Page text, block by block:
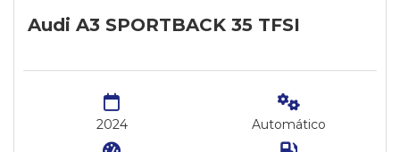
Audi A3 SPORTBACK 35 TFSI
2024 Automático